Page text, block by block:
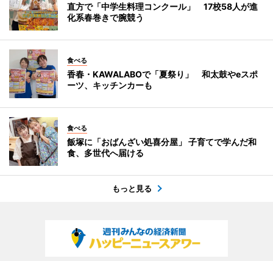
直方で「中学生料理コンクール」 17校58人が進
化系春巻きで腕競う
食べる
香春・KAWALABOで「夏祭り」 和太鼓やeスポ
ーツ、キッチンカーも
食べる
飯塚に「おばんざい処喜分屋」 子育てで学んだ和
食、多世代へ届ける
もっと見る